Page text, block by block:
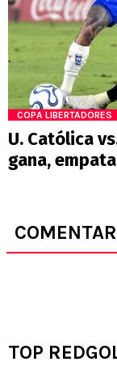
COPA LIBERTADORES
U. Católica
gana,
TOP